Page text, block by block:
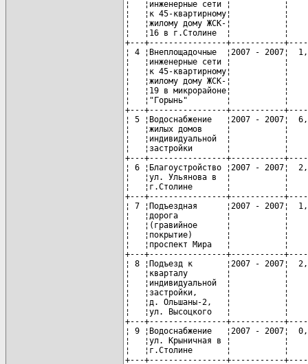
¦   ¦инженерные сети ¦
¦   ¦к 45-квартирному¦
¦   ¦жилому дому ЖСК-¦
¦   ¦16 в г.Столине  ¦
+---+----------------+-----------
¦ 4 ¦Внеплощадочные  ¦2007 -
¦   ¦инженерные сети ¦
¦   ¦к 45-квартирному¦
¦   ¦жилому дому ЖСК-¦
¦   ¦19 в микрорайоне¦
¦   ¦"Горынь"        ¦
+---+----------------+-----------
¦ 5 ¦Водоснабжение   ¦2007 -
¦   ¦жилых домов     ¦
¦   ¦индивидуальной  ¦
¦   ¦застройки       ¦
+---+----------------+-----------
¦ 6 ¦Благоустройство ¦2007 -
¦   ¦ул. Ульянова в  ¦
¦   ¦г.Столине       ¦
+---+----------------+-----------
¦ 7 ¦Подъездная      ¦2007 -
¦   ¦дорога          ¦
¦   ¦(гравийное      ¦
¦   ¦покрытие)       ¦
¦   ¦проспект Мира   ¦
+---+----------------+-----------
¦ 8 ¦Подъезд к       ¦2007 -
¦   ¦кварталу        ¦
¦   ¦индивидуальной  ¦
¦   ¦застройки,      ¦
¦   ¦д. Ольшаны-2,   ¦
¦   ¦ул. Высоцкого   ¦
+---+----------------+-----------
¦ 9 ¦Водоснабжение   ¦2007 -
¦   ¦ул. Крыничная в ¦
¦   ¦г.Столине       ¦
+---+----------------+-----------